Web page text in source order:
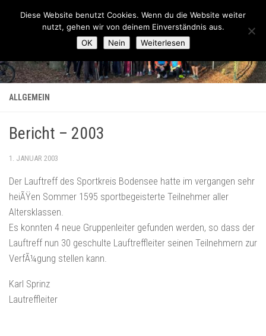
Zum Inhalt springen
Lauftreff-FN
ALLGEMEIN
Bericht – 2003
1. JANUAR 2003
Der Lauftreff des Sportkreis Bodensee hatte im vergangen sehr
heiÃŸen Sommer 1595 sportbegeisterte Teilnehmer aller
Altersklassen.
Es konnten 4 neue Gruppenleiter gefunden werden, so dass der
Lauftreff nun 30 geschulte Lauftreffleiter seinen Teilnehmern zur
VerfÃ¼gung stellen kann.
Karl Sprinz
Lautreffleiter
Diese Website benutzt Cookies. Wenn du die Website weiter
nutzt, gehen wir von deinem Einverständnis aus.
OK
Nein Weiterlesen